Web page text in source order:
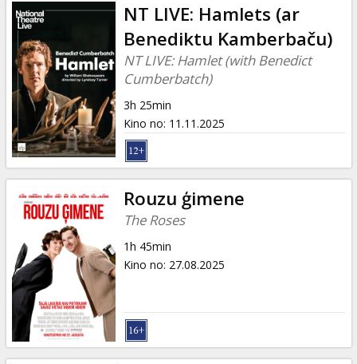
NT LIVE: Hamlets (ar
Benediktu Kamberbaču)
NT LIVE: Hamlet (with Benedict
Cumberbatch)
3h 25min
Kino no: 11.11.2025
Rouzu ģimene
The Roses
1h 45min
Kino no: 27.08.2025